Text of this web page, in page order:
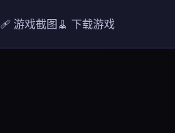
🩹 游戏截图🧹 下载游戏